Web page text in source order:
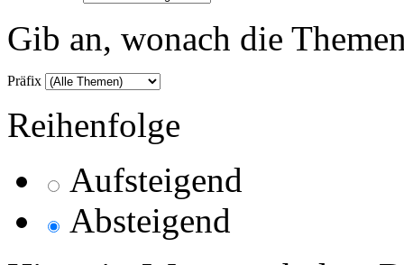
Gib an, wonach die
Präfix
Reihenfolge
Aufsteigend
Absteigend